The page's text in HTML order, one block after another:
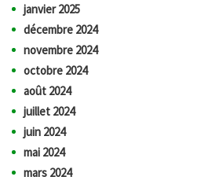
janvier 2025
décembre 2024
novembre 2024
octobre 2024
août 2024
juillet 2024
juin 2024
mai 2024
mars 2024